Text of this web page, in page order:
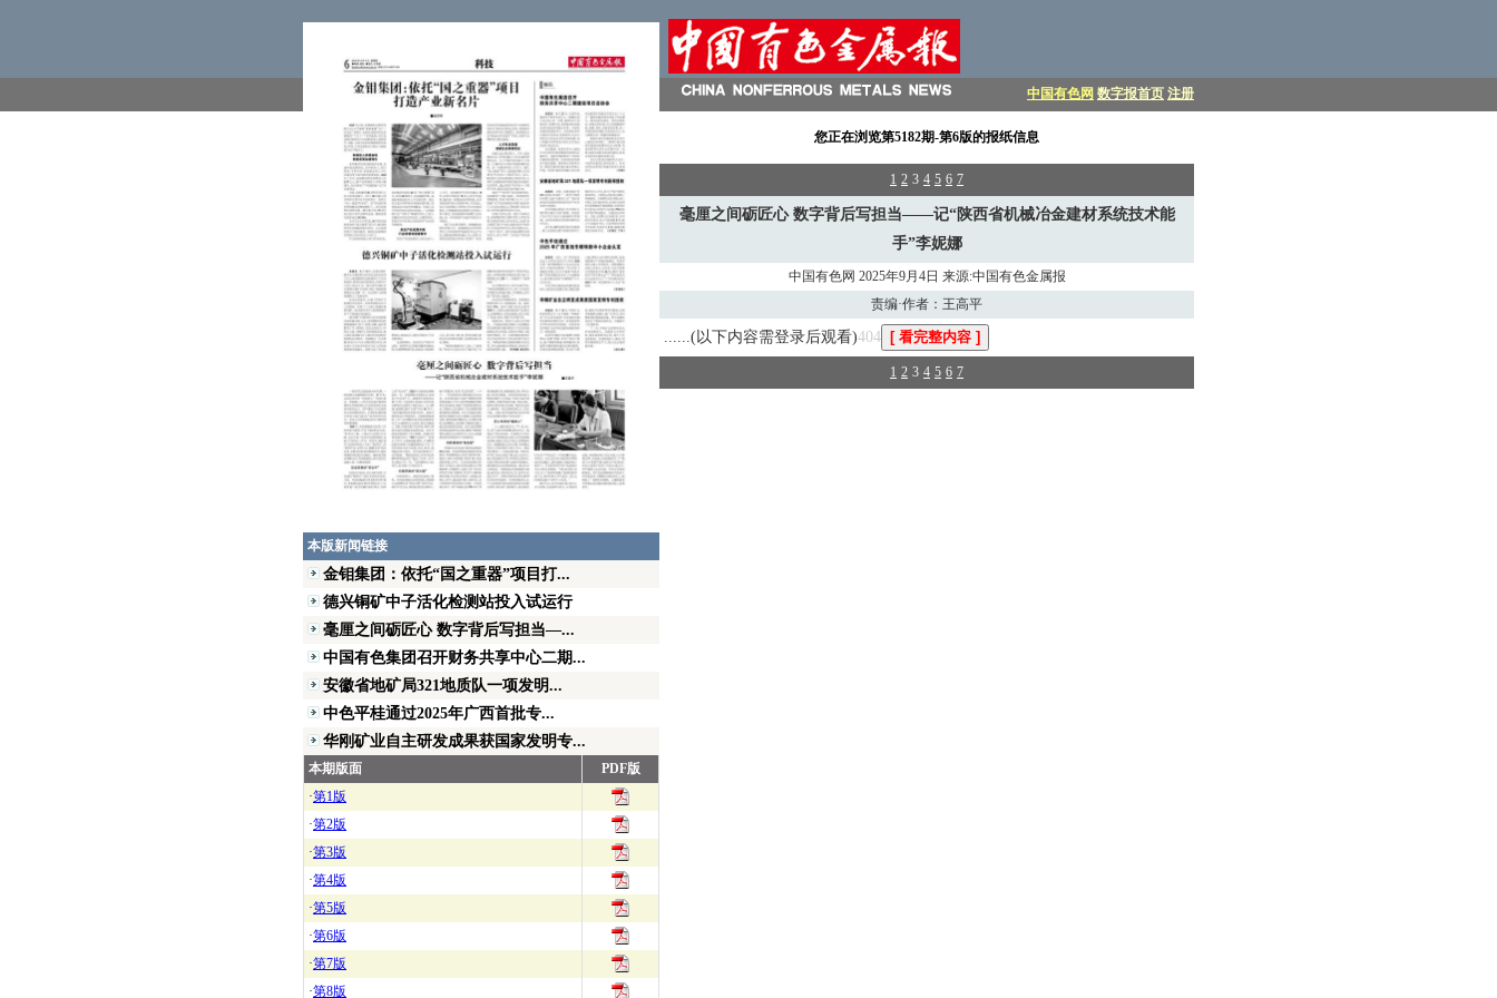
本版新闻链接
金钼集团：依托“国之重器”项目打...
德兴铜矿中子活化检测站投入试运行
毫厘之间砺匠心 数字背后写担当—...
中国有色集团召开财务共享中心二期...
安徽省地矿局321地质队一项发明...
中色平桂通过2025年广西首批专...
华刚矿业自主研发成果获国家发明专...
本期版面
PDF版
·第1版
·第2版
·第3版
·第4版
·第5版
·第6版
·第7版
·第8版
中国有色网 数字报首页 注册
您正在浏览第5182期-第6版的报纸信息
1 2 3 4 5 6 7
毫厘之间砺匠心 数字背后写担当——记“陕西省机械冶金建材系统技术能
手”李妮娜
中国有色网 2025年9月4日 来源:中国有色金属报
责编·作者：王高平
......(以下内容需登录后观看)404
1 2 3 4 5 6 7